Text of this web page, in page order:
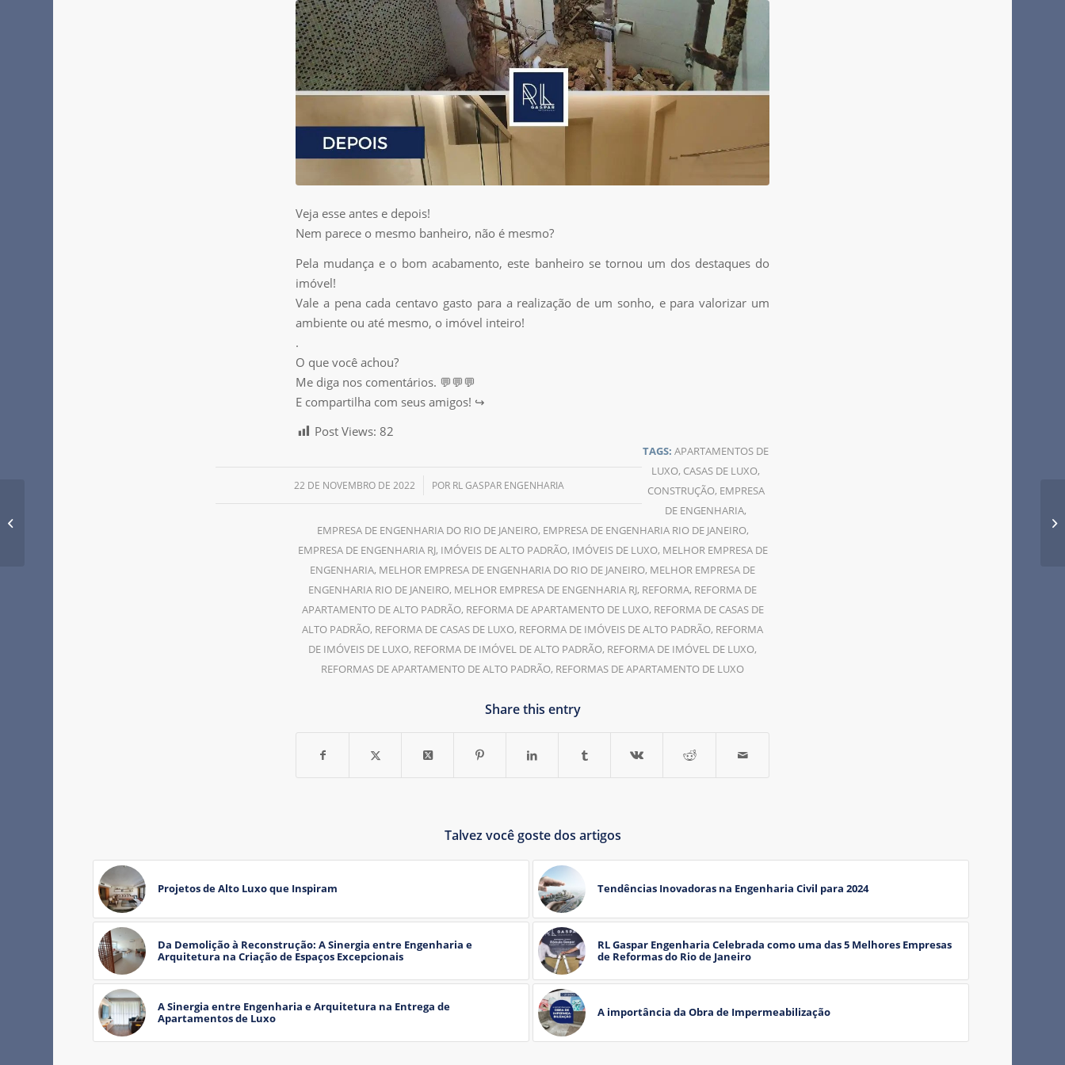
Veja esse antes e depois!
Nem parece o mesmo banheiro, não é mesmo?
Pela mudança e o bom acabamento, este banheiro se tornou um dos destaques do
imóvel!
Vale a pena cada centavo gasto para a realização de um sonho, e para valorizar um
ambiente ou até mesmo, o imóvel inteiro!
.
O que você achou?
Me diga nos comentários. 💬💬💬
E compartilha com seus amigos! ↪️
Post Views: 82
22 DE NOVEMBRO DE 2022
/ POR RL GASPAR ENGENHARIA
TAGS: APARTAMENTOS DE
LUXO, CASAS DE LUXO,
CONSTRUÇÃO, EMPRESA
DE ENGENHARIA,
EMPRESA DE ENGENHARIA DO RIO DE JANEIRO, EMPRESA DE ENGENHARIA RIO DE JANEIRO,
EMPRESA DE ENGENHARIA RJ, IMÓVEIS DE ALTO PADRÃO, IMÓVEIS DE LUXO, MELHOR EMPRESA DE
ENGENHARIA, MELHOR EMPRESA DE ENGENHARIA DO RIO DE JANEIRO, MELHOR EMPRESA DE
ENGENHARIA RIO DE JANEIRO, MELHOR EMPRESA DE ENGENHARIA RJ, REFORMA, REFORMA DE
APARTAMENTO DE ALTO PADRÃO, REFORMA DE APARTAMENTO DE LUXO, REFORMA DE CASAS DE
ALTO PADRÃO, REFORMA DE CASAS DE LUXO, REFORMA DE IMÓVEIS DE ALTO PADRÃO, REFORMA
DE IMÓVEIS DE LUXO, REFORMA DE IMÓVEL DE ALTO PADRÃO, REFORMA DE IMÓVEL DE LUXO,
REFORMAS DE APARTAMENTO DE ALTO PADRÃO, REFORMAS DE APARTAMENTO DE LUXO
Share this entry
Talvez você goste dos artigos
Projetos de Alto Luxo que Inspiram Tendências Inovadoras na Engenharia Civil para 2024
Da Demolição à Reconstrução: A Sinergia entre Engenharia e
Arquitetura na Criação de Espaços Excepcionais
RL Gaspar Engenharia Celebrada como uma das 5 Melhores Empresas
de Reformas do Rio de Janeiro
A Sinergia entre Engenharia e Arquitetura na Entrega de
Apartamentos de Luxo
A importância da Obra de Impermeabilização